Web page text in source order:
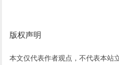
版权声明
本文仅代表作者观点，不代表本站